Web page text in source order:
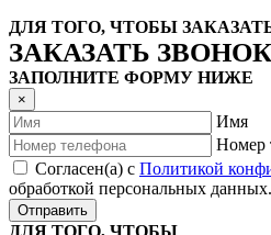
ДЛЯ ТОГО, ЧТОБЫ
ЗАКАЗАТЬ ЗВОНОК
ЗАПОЛНИТЕ ФОРМУ НИЖЕ
×
Имя
Номер
Согласен(а) с Политикой
обработкой персональных данных.
Отправить
ДЛЯ ТОГО, ЧТОБЫ